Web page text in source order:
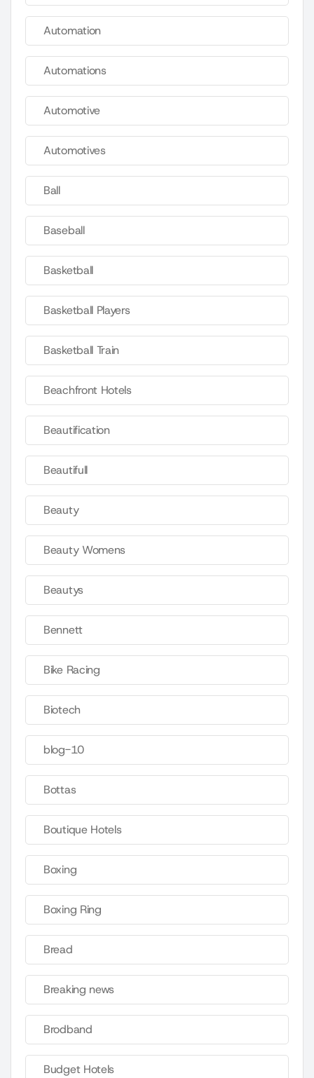
Automation
Automations
Automotive
Automotives
Ball
Baseball
Basketball
Basketball Players
Basketball Train
Beachfront Hotels
Beautification
Beautifull
Beauty
Beauty Womens
Beautys
Bennett
Bike Racing
Biotech
blog-10
Bottas
Boutique Hotels
Boxing
Boxing Ring
Bread
Breaking news
Brodband
Budget Hotels